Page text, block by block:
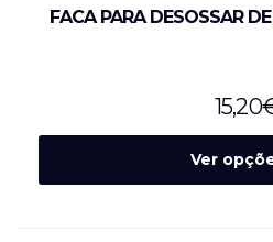
FACA PARA DESOSSAR
15,20
Ver